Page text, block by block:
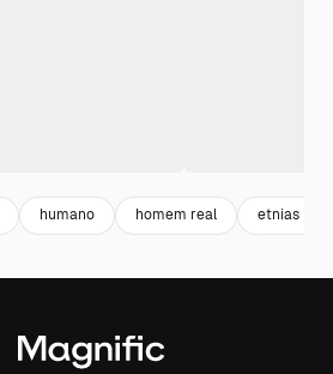
humano homem real etnias